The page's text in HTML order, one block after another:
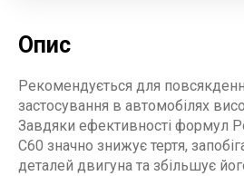
Опис
Рекомендується для
застосування в автомобілях
Завдяки ефективності формул
C60 значно знижує тертя,
деталей двигуна та збільшує